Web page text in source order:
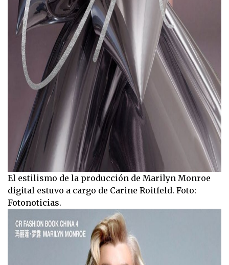
El estilismo de la producción de Marilyn Monroe
digital estuvo a cargo de Carine Roitfeld. Foto:
Fotonoticias.